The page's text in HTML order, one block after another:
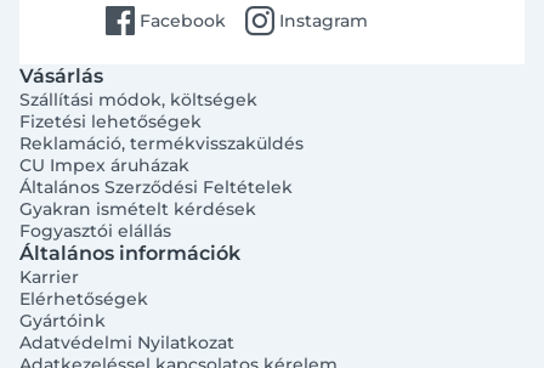
facebook Facebook instagram Instagram
Vásárlás
Szállítási módok, költségek
Fizetési lehetőségek
Reklamáció, termékvisszaküldés
CU Impex áruházak
Általános Szerződési Feltételek
Gyakran ismételt kérdések
Fogyasztói elállás
Általános információk
Karrier
Elérhetőségek
Gyártóink
Adatvédelmi Nyilatkozat